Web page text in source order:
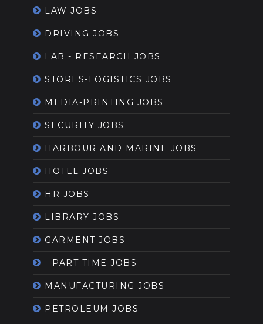
LAW JOBS
DRIVING JOBS
LAB - RESEARCH JOBS
STORES-LOGISTICS JOBS
MEDIA-PRINTING JOBS
SECURITY JOBS
HARBOUR AND MARINE JOBS
HOTEL JOBS
HR JOBS
LIBRARY JOBS
GARMENT JOBS
--PART TIME JOBS
MANUFACTURING JOBS
PETROLEUM JOBS